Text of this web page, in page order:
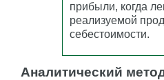
прибыли, когда
реализуемой
себестоимости.
Аналитический